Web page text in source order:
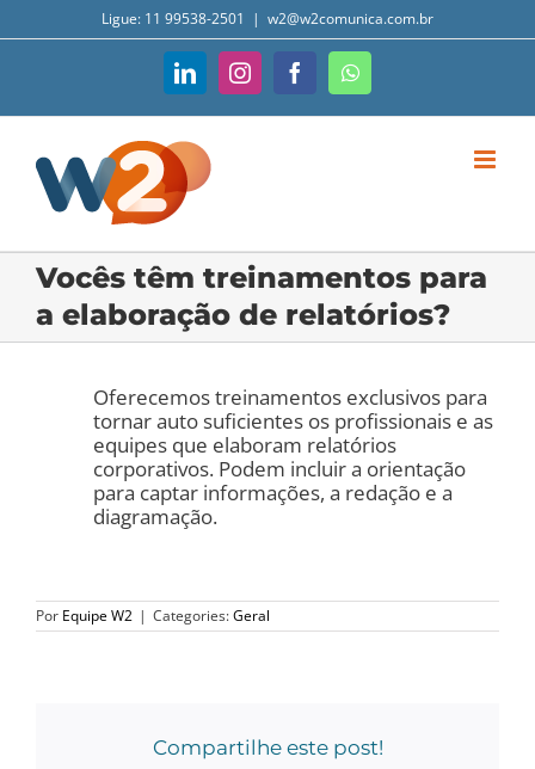
para
Ligue: 11 99538-2501 | w2@w2comunica.com.br
LinkedInInstagramFacebookWhatsApp
Vocês têm treinamentos para
a elaboração de relatórios?
Oferecemos treinamentos exclusivos para
tornar auto suficientes os profissionais e as
equipes que elaboram relatórios
corporativos. Podem incluir a orientação
para captar informações, a redação e a
diagramação.
Por Equipe W2 | Categories:Geral
Compartilhe este post!